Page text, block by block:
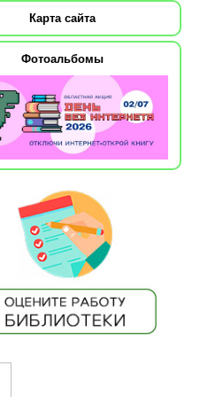
Карта сайта
Фотоальбомы